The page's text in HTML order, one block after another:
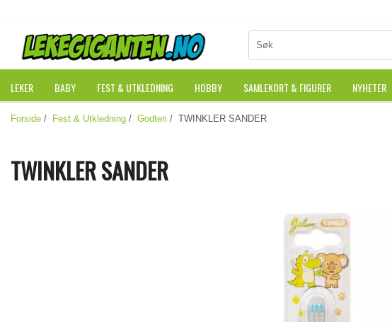
LEKER BABY FEST & UTKLEDNING HOBBY SAMLEKORT & FIGURER NYHETER
Forside / Fest & Utkledning / Godteri / TWINKLER SANDER
TWINKLER SANDER